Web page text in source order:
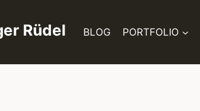
Rüdel BLOG PORTFOLIO